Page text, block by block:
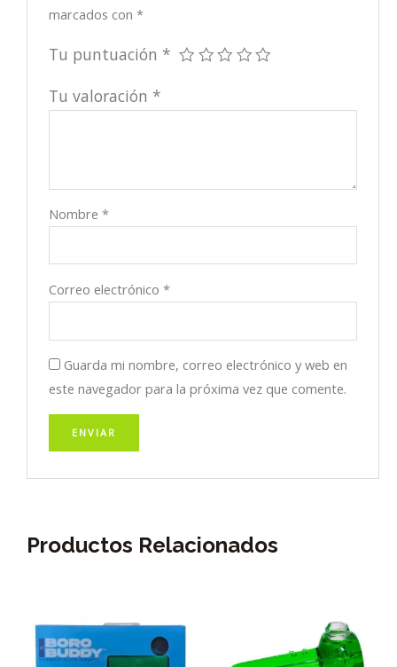
marcados con*
Tu puntuación *
Tu valoración *
Nombre*
Correo electrónico*
Guarda mi nombre, correo electrónico y web en
este navegador para la próxima vez que comente.
Productos Relacionados